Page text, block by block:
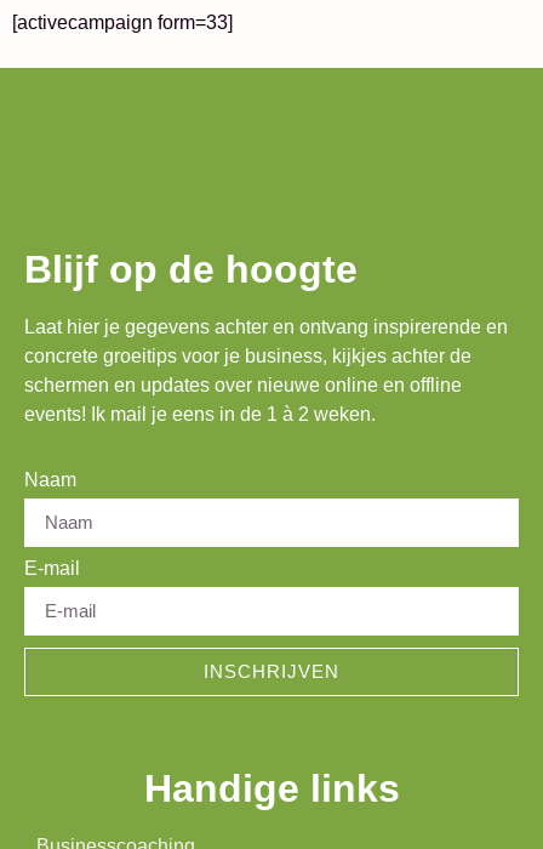
[activecampaign form=33]
Blijf op de hoogte
Laat hier je gegevens achter en ontvang inspirerende en
concrete groeitips voor je business, kijkjes achter de
schermen en updates over nieuwe online en offline
events! Ik mail je eens in de 1 à 2 weken.
Naam
E-mail
INSCHRIJVEN
Handige links